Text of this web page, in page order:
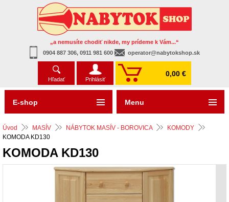
„a nemusíte chodiť nikde, my prídeme k Vám...“
0904 887 306, 0911 981 600
operator@nabytokshop.sk
Hľadať Prihlásiť
0,00 €
Úvod MASÍV NÁBYTOK MASÍV - BOROVICA
KOMODY
KOMODA KD130
KOMODA KD130
E-shop Menu